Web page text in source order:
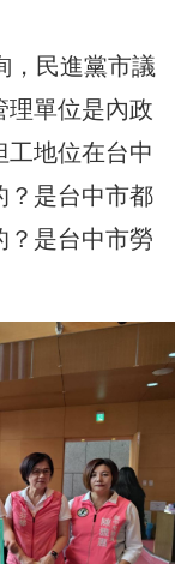
，民進黨市議
理單位是內政
工地位在台中
？是台中市都
？是台中市勞